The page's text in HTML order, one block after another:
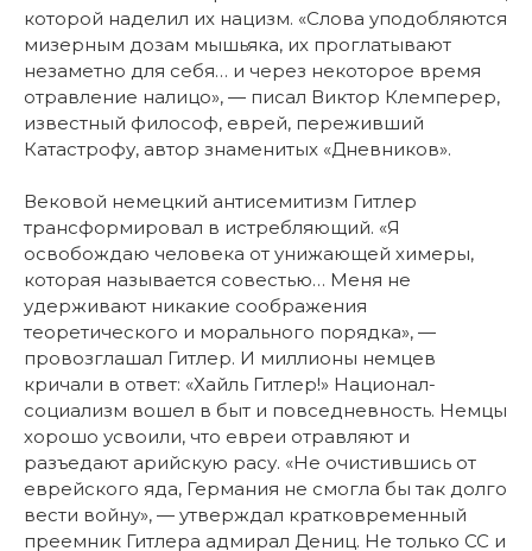
которой наделил их нацизм. «Слова уподобляются
мизерным дозам мышьяка, их проглатывают
незаметно для себя… и через некоторое время
отравление налицо», — писал Виктор Клемперер,
известный философ, еврей, переживший
Катастрофу, автор знаменитых «Дневников».
Вековой немецкий антисемитизм Гитлер
трансформировал в истребляющий. «Я
освобождаю человека от унижающей химеры,
которая называется совестью… Меня не
удерживают никакие соображения
теоретического и морального порядка», —
провозглашал Гитлер. И миллионы немцев
кричали в ответ: «Хайль Гитлер!» Национал-
социализм вошел в быт и повседневность. Немцы
хорошо усвоили, что евреи отравляют и
разъедают арийскую расу. «Не очистившись от
еврейского яда, Германия не смогла бы так долго
вести войну», — утверждал кратковременный
преемник Гитлера адмирал Дениц. Не только СС и